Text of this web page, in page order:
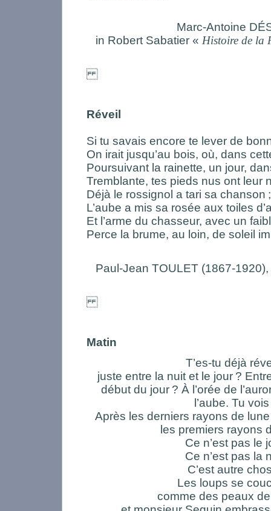
Marc-Antoine
in Robert Sabatier « Histoire de la
Réveil
Si tu savais encore te lever de
On irait jusqu’au bois, où, dans
Poursuivant la rainette, un jour,
Tremblante, tes pieds nus ont leur
Déjà le rossignol a tari sa chanson ;
L’aube a mis sa rosée aux toiles
Et l’arme du chasseur, avec un
Perce la brume, au loin, de soleil
Paul-Jean TOULET (1867-1920),
Matin
T’es-tu déjà
juste entre la nuit et le jour ?
début du jour ? À l’orée de
l’aube. Tu vois
Après les derniers rayons de
les premiers rayons
Ce n’est pas le
Ce n’est pas la
C’est autre
Les loups se
comme des peaux